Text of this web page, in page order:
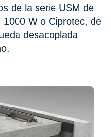
de la serie USM de
1000 W o Ciprotec, de
desacoplada